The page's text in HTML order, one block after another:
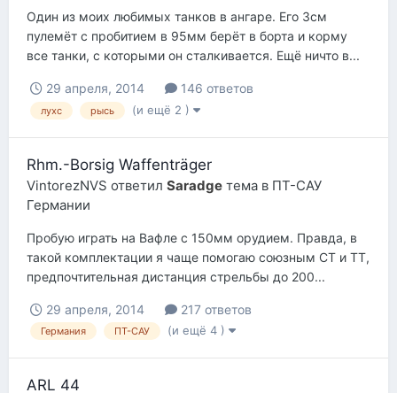
Один из моих любимых танков в ангаре. Его 3см
пулемёт с пробитием в 95мм берёт в борта и корму
все танки, с которыми он сталкивается. Ещё ничто в...
29 апреля, 2014 146 ответов
лухс рысь (и ещё 2 )
Rhm.-Borsig Waffenträger
VintorezNVS ответил Saradge тема в ПТ-САУ
Германии
Пробую играть на Вафле с 150мм орудием. Правда, в
такой комплектации я чаще помогаю союзным СТ и ТТ,
предпочтительная дистанция стрельбы до 200...
29 апреля, 2014 217 ответов
Германия ПТ-САУ (и ещё 4 )
ARL 44